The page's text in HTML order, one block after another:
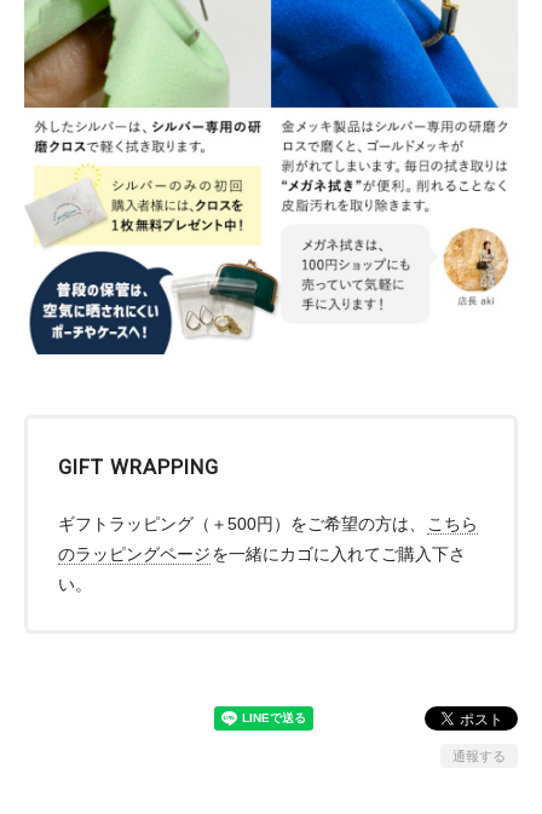
GIFT WRAPPING
ギフトラッピング（＋500円）をご希望の方は、
こちら
のラッピングページを一緒にカゴに入れてご購入下さ
い。
通報する